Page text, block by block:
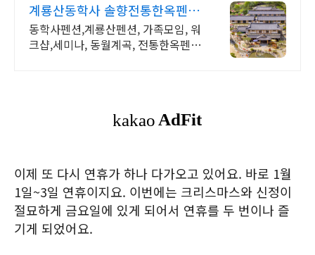
계룡산동학사 솔향전통한옥펜션
솔향
동학사펜션,계룡산펜션, 가족모임, 워
크샵,세미나, 동월계곡, 전통한옥펜
이제 또 다시 연휴가 하나 다가오고 있어요. 바로 1월
1일~3일 연휴이지요. 이번에는 크리스마스와 신정이
절묘하게 금요일에 있게 되어서 연휴를 두 번이나 즐
기게 되었어요.